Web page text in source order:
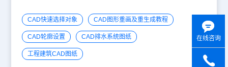
CAD快速选择对象 CAD图形重画及重生成教程
CAD轮廓设置 CAD排水系统图纸
工程建筑CAD图纸
在线咨询